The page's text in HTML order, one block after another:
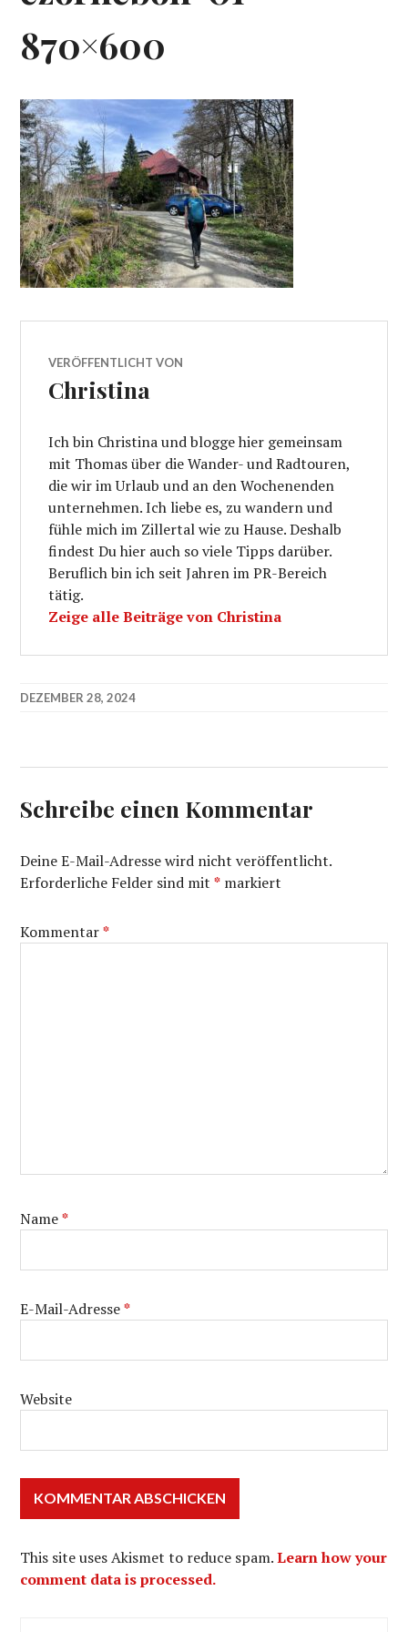
870×600
VERÖFFENTLICHT VON
Christina
Ich bin Christina und blogge hier gemeinsam
mit Thomas über die Wander- und Radtouren,
die wir im Urlaub und an den Wochenenden
unternehmen. Ich liebe es, zu wandern und
fühle mich im Zillertal wie zu Hause. Deshalb
findest Du hier auch so viele Tipps darüber.
Beruflich bin ich seit Jahren im PR-Bereich
tätig.
Zeige alle Beiträge von Christina
DEZEMBER 28, 2024
Schreibe einen Kommentar
Deine E-Mail-Adresse wird nicht veröffentlicht.
Erforderliche Felder sind mit* markiert
Kommentar*
Name*
E-Mail-Adresse*
Website
This site uses Akismet to reduce spam.Learn how your
comment data is processed.